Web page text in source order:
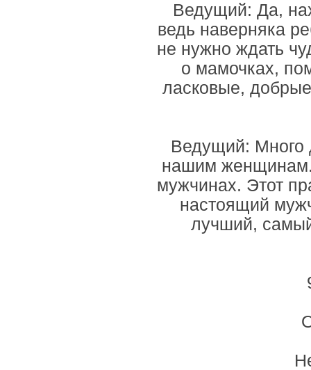
Ведущий: Да,
ведь наверняка
не нужно ждать
о мамочках,
ласковые,
Ведущий: Много
нашим женщинам.
мужчинах. Этот
настоящий
лучший,